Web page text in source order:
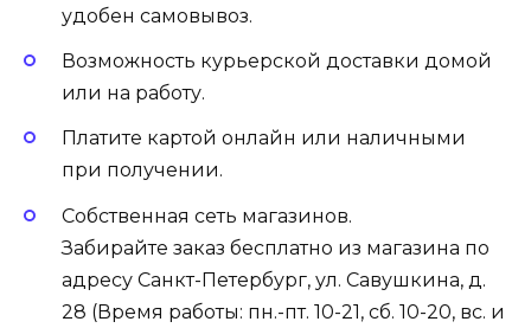
удобен самовывоз.
Возможность курьерской доставки домой
или на работу.
Платите картой онлайн или наличными
при получении.
Собственная сеть магазинов.
Забирайте заказ бесплатно из магазина по
адресу Санкт-Петербург, ул. Савушкина, д.
28 (Время работы: пн.-пт. 10-21, cб. 10-20, вс. и